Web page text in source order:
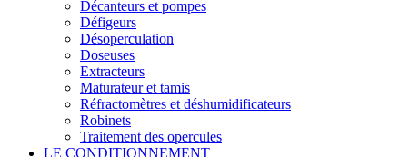
Décanteurs et pompes
Défigeurs
Désoperculation
Doseuses
Extracteurs
Maturateur et tamis
Réfractomètres et déshumidificateurs
Robinets
Traitement des opercules
LE CONDITIONNEMENT